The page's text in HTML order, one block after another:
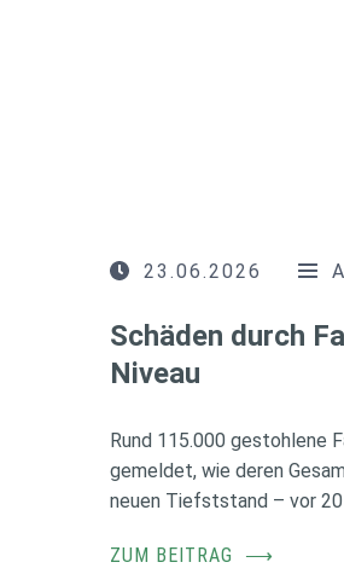
23.06.2026
Schäden durch
Niveau
Rund 115.000 gestohlene
gemeldet, wie deren
neuen Tiefststand – vor
ZUM BEITRAG ⟶